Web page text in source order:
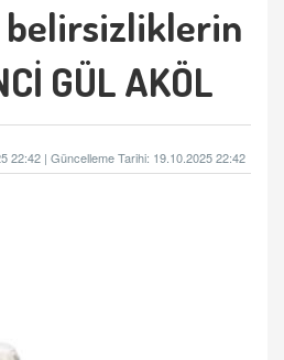
belirsizliklerin
GÜL AKÖL
22:42 | Güncelleme Tarihi: 19.10.2025 22:42